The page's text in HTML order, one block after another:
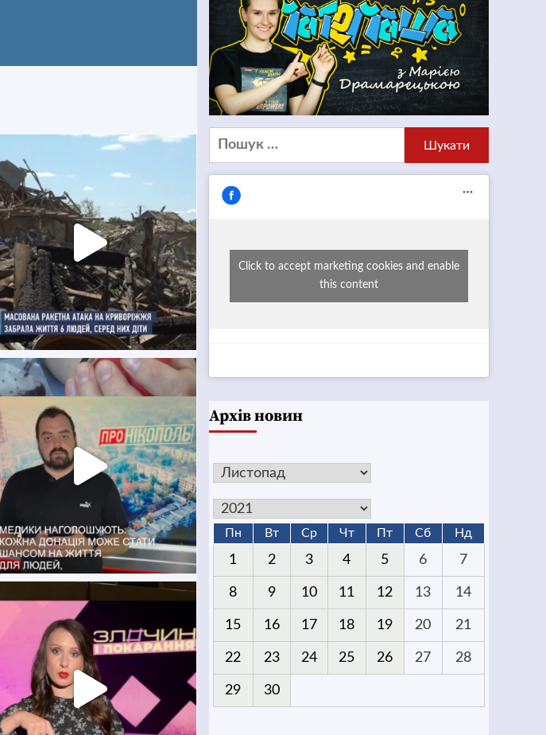
Пошук:
Click to accept marketing cookies and enable
this content
Архів новин
Пн Вт Ср Чт Пт Сб Нд
1 2 3 4 5 6 7
8 9 10 11 12 13 14
15 16 17 18 19 20 21
22 23 24 25 26 27 28
29 30